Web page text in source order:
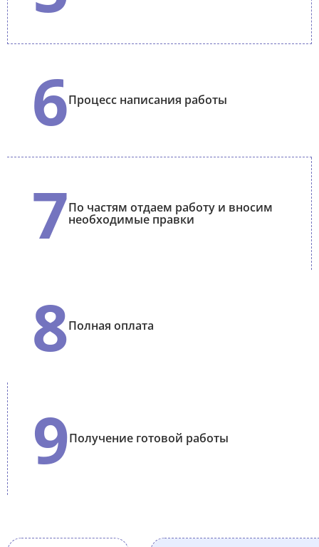
6Процесс написания работы
7По частям отдаем работу и вносим
необходимые правки
8Полная оплата
9Получение готовой работы